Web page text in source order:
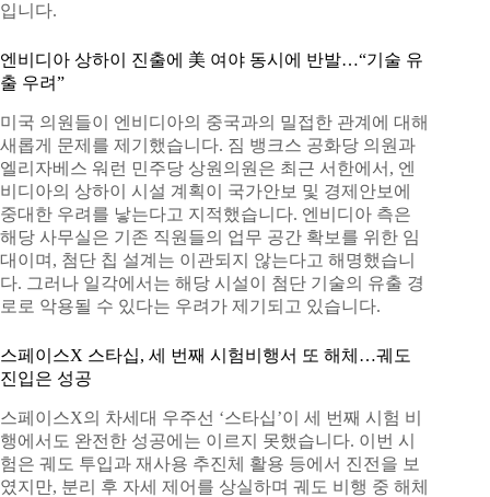
입니다.
엔비디아 상하이 진출에 美 여야 동시에 반발…“기술 유
출 우려”
미국 의원들이 엔비디아의 중국과의 밀접한 관계에 대해
새롭게 문제를 제기했습니다. 짐 뱅크스 공화당 의원과
엘리자베스 워런 민주당 상원의원은 최근 서한에서, 엔
비디아의 상하이 시설 계획이 국가안보 및 경제안보에
중대한 우려를 낳는다고 지적했습니다. 엔비디아 측은
해당 사무실은 기존 직원들의 업무 공간 확보를 위한 임
대이며, 첨단 칩 설계는 이관되지 않는다고 해명했습니
다. 그러나 일각에서는 해당 시설이 첨단 기술의 유출 경
로로 악용될 수 있다는 우려가 제기되고 있습니다.
스페이스X 스타십, 세 번째 시험비행서 또 해체…궤도
진입은 성공
스페이스X의 차세대 우주선 ‘스타십’이 세 번째 시험 비
행에서도 완전한 성공에는 이르지 못했습니다. 이번 시
험은 궤도 투입과 재사용 추진체 활용 등에서 진전을 보
였지만, 분리 후 자세 제어를 상실하며 궤도 비행 중 해체